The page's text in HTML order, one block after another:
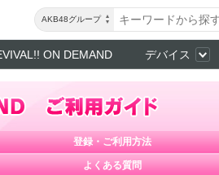
AKB48グループ
ON DEMAND デバイス
登録・ご利用方法
よくある質問